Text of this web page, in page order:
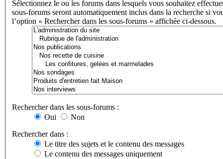
Sélectionnez le ou les forums dans lesquels vous souhaitez
sous-forums seront automatiquement inclus dans la recherche si
l’option « Rechercher dans les sous-forums » affichée ci-dessous.
Rechercher dans les sous-forums :
Oui
Non
Rechercher dans :
Le titre des sujets et le contenu des messages
Le contenu des messages uniquement